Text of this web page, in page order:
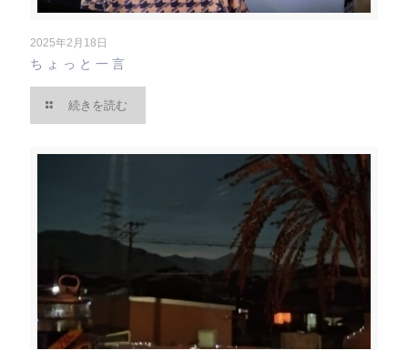
2025年2月18日
ちょっと一言
続きを読む